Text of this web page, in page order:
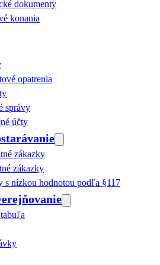
dokumenty
konania
opatrenia
správy
účty
zákazky
zákazky
s nízkou hodnotou podľa §117